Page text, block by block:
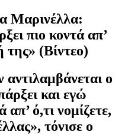
Μαρινέλλα:
πιο κοντά απ’
της» (Βίντεο)
ο
και εγώ
ό,τι νομίζετε,
τόνισε ο